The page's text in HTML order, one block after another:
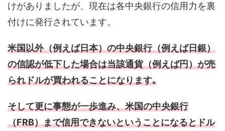
けがありましたが、現在は各中央銀行の信用力を裏
付けに発行されています。
米国以外（例えば日本）の中央銀行（例えば日銀）
の信認が低下した場合は当該通貨（例えば円）が売
られドルが買われることになります｡
そして更に事態が一歩進み、米国の中央銀行
（FRB）まで信用できないということになるとドル